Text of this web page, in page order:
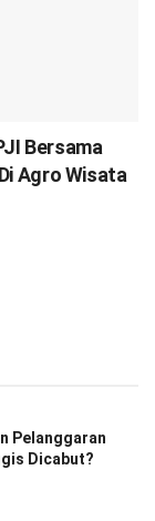
Bersama
Agro Wisata
Pelanggaran
Dicabut?